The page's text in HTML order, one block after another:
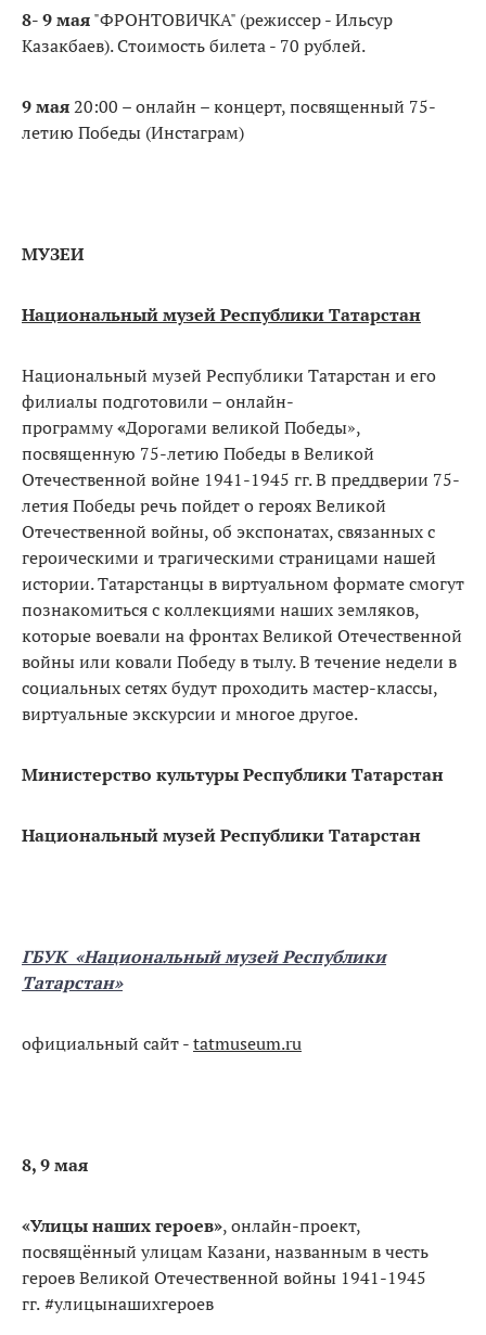
8- 9 мая"ФРОНТОВИЧКА" (режиссер - Ильсур
Казакбаев). Стоимость билета - 70 рублей.
9 мая20:00 – онлайн – концерт, посвященный 75-
летию Победы (Инстаграм)
МУЗЕИ
Национальный музей Республики Татарстан
Национальный музей Республики Татарстан и его
филиалы подготовили – онлайн-
программу«Дорогами великой Победы»,
посвященную 75-летию Победы в Великой
Отечественной войне 1941-1945 гг. В преддверии 75-
летия Победы речь пойдет о героях Великой
Отечественной войны, об экспонатах, связанных с
героическими и трагическими страницами нашей
истории. Татарстанцы в виртуальном формате смогут
познакомиться с коллекциями наших земляков,
которые воевали на фронтах Великой Отечественной
войны или ковали Победу в тылу. В течение недели в
социальных сетях будут проходить мастер-классы,
виртуальные экскурсии и многое другое.
Министерство культуры Республики Татарстан
Национальный музей Республики Татарстан
ГБУК «Национальный музей Республики
Татарстан»
официальный сайт -tatmuseum.ru
8, 9 мая
«Улицы наших героев», онлайн-проект,
посвящённый улицам Казани, названным в честь
героев Великой Отечественной войны 1941-1945
гг.#улицынашихгероев